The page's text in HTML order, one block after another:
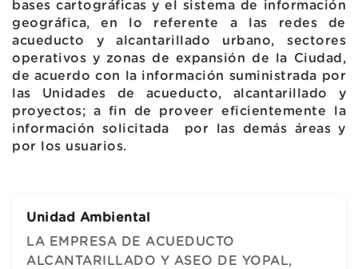
bases cartográficas y el sistema de información
geográfica, en lo referente a las redes de
acueducto y alcantarillado urbano, sectores
operativos y zonas de expansión de la Ciudad,
de acuerdo con la información suministrada por
las Unidades de acueducto, alcantarillado y
proyectos; a fin de proveer eficientemente la
información solicitada por las demás áreas y
por los usuarios.
Unidad Ambiental
LA EMPRESA DE ACUEDUCTO
ALCANTARILLADO Y ASEO DE YOPAL,